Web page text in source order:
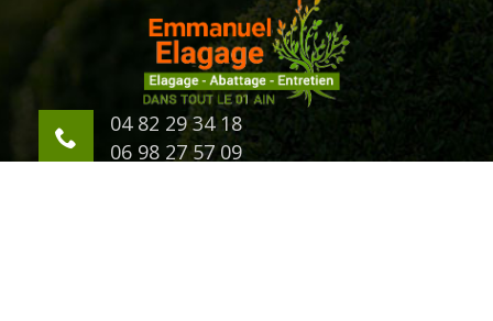
04 82 29 34 18
06 98 27 57 09